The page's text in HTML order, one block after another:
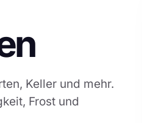
Keller und mehr.
Frost und